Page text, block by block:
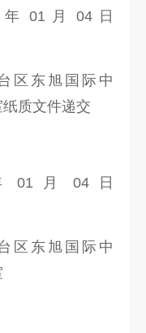
01 月 04 日
区东旭国际中
质文件递交
01 月 04 日
区东旭国际中